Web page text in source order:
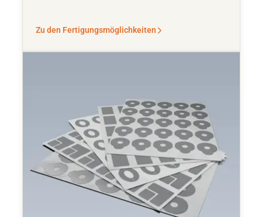
Zu den Fertigungsmöglichkeiten